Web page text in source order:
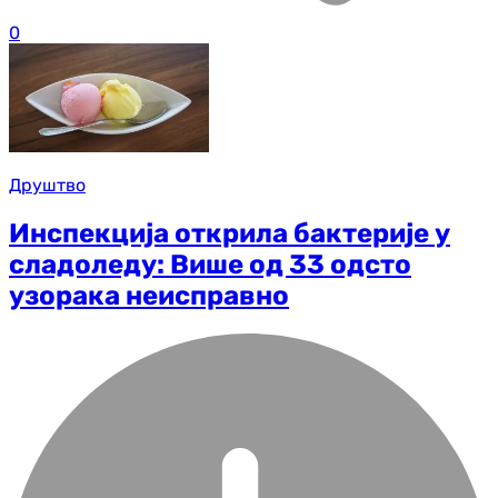
0
Друштво
Инспекција открила бактерије у
сладоледу: Више од 33 одсто
узорака неисправно